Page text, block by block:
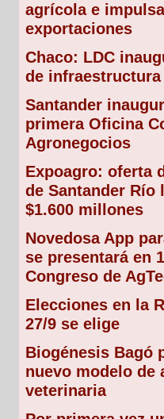
agrícola e
exportaciones
Chaco: LDC
de
Santander
primera Oficina
Agronegocios
Expoagro: oferta
de Santander Río
$1.600 millones
Novedosa App
se presentará en
Congreso de
Elecciones en la
27/9 se elige
Biogénesis Bagó
nuevo modelo de
veterinaria